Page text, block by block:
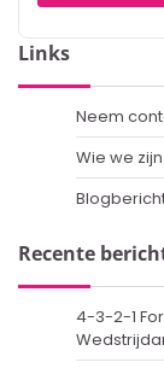
Links
Neem
Wie we zijn
Recente
4-3-2-1